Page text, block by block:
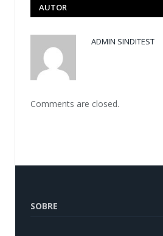
AUTOR
ADMIN SINDITEST
Comments are closed.
SOBRE